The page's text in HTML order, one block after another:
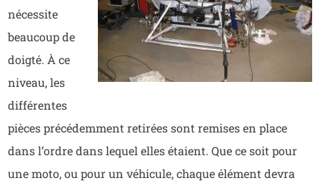
nécessite
beaucoup de
doigté. À ce
niveau, les
différentes
pièces précédemment retirées sont remises en place
dans l’ordre dans lequel elles étaient. Que ce soit pour
une moto, ou pour un véhicule, chaque élément devra